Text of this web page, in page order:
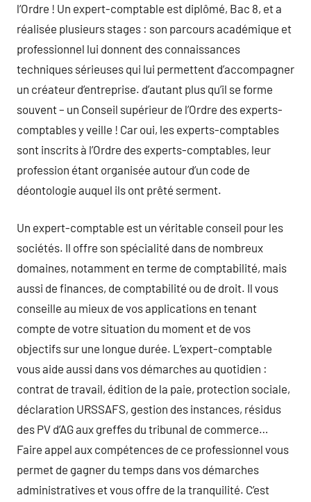
l’Ordre ! Un expert-comptable est diplômé, Bac 8, et a
réalisée plusieurs stages : son parcours académique et
professionnel lui donnent des connaissances
techniques sérieuses qui lui permettent d’accompagner
un créateur d’entreprise. d’autant plus qu’il se forme
souvent – un Conseil supérieur de l’Ordre des experts-
comptables y veille ! Car oui, les experts-comptables
sont inscrits à l’Ordre des experts-comptables, leur
profession étant organisée autour d’un code de
déontologie auquel ils ont prêté serment.
Un expert-comptable est un véritable conseil pour les
sociétés. Il offre son spécialité dans de nombreux
domaines, notamment en terme de comptabilité, mais
aussi de finances, de comptabilité ou de droit. Il vous
conseille au mieux de vos applications en tenant
compte de votre situation du moment et de vos
objectifs sur une longue durée. L’expert-comptable
vous aide aussi dans vos démarches au quotidien :
contrat de travail, édition de la paie, protection sociale,
déclaration URSSAFS, gestion des instances, résidus
des PV d’AG aux greffes du tribunal de commerce…
Faire appel aux compétences de ce professionnel vous
permet de gagner du temps dans vos démarches
administratives et vous offre de la tranquilité. C’est